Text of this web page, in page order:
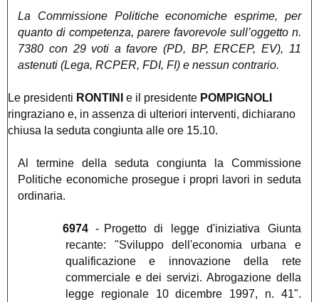
La Commissione Politiche economiche esprime, per
quanto di competenza, parere favorevole sull’oggetto n.
7380 con 29 voti a favore (PD, BP, ERCEP, EV), 11
astenuti (Lega, RCPER, FDI, FI) e nessun contrario.
Le presidenti RONTINI e il presidente POMPIGNOLI
ringraziano e, in assenza di ulteriori interventi, dichiarano
chiusa la seduta congiunta alle ore 15.10.
Al termine della seduta congiunta la Commissione
Politiche economiche prosegue i propri lavori in seduta
ordinaria.
6974 - Progetto di legge d'iniziativa Giunta
recante: "Sviluppo dell'economia urbana e
qualificazione e innovazione della rete
commerciale e dei servizi. Abrogazione della
legge regionale 10 dicembre 1997, n. 41".